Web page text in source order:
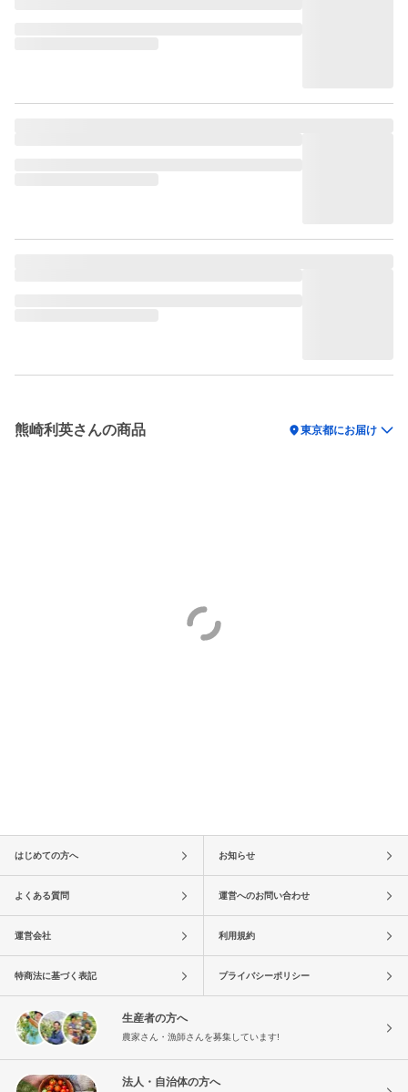
熊崎利英さんの商品 location_on東京都にお届け
はじめての方へ お知らせ
よくある質問 運営へのお問い合わせ
運営会社 利用規約
特商法に基づく表記 プライバシーポリシー
生産者の方へ
農家さん・漁師さんを募集しています!
法人・自治体の方へ